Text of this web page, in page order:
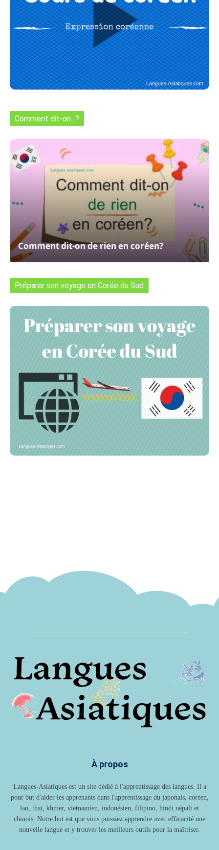
Comment dit-on...?
Comment dit-on de rien en coréen?
Préparer son voyage en Corée du Sud
À propos
Langues-Asiatiques est un site dédié à l'apprentissage des langues. Il a
pour but d'aider les apprenants dans l'apprentissage du japonais, coréen,
lao, thaï, khmer, vietnamien, indonésien, filipino, hindi népali et
chinois. Notre but est que vous puissiez apprendre avec efficacité une
nouvelle langue et y trouver les meilleurs outils pour la maîtriser.